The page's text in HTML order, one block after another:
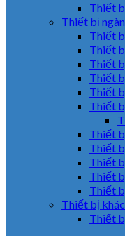
Thiết
Thiết bị
Thiết
Thiết
Thiết
Thiết
Thiết
Thiết
Thiết
Thiết
Thiết
Thiết
Thiết
Thiết bị khác
Thiết